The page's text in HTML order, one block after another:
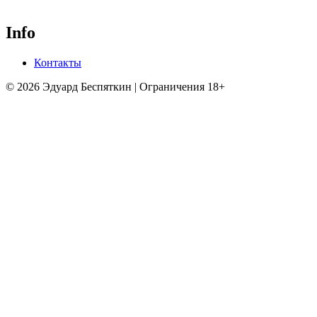
Info
Контакты
© 2026 Эдуард Беспяткин | Ограничения 18+